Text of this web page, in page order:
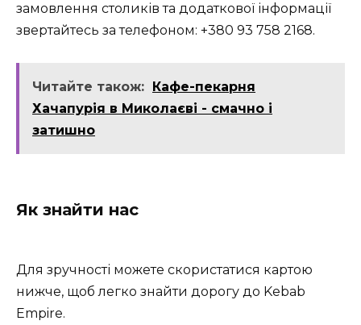
замовлення столиків та додаткової інформації
звертайтесь за телефоном: +380 93 758 2168.
Читайте також:
Кафе-пекарня
Хачапурія в Миколаєві - смачно і
затишно
Як знайти нас
Для зручності можете скористатися картою
нижче, щоб легко знайти дорогу до Kebab
Empire.